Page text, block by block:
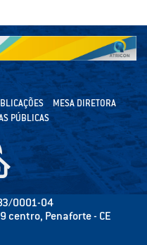
MESA DIRETORA
PÚBLICAS
0001-04
centro, Penaforte - CE